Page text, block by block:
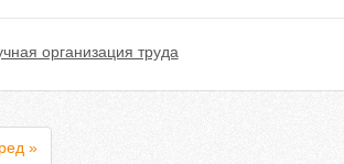
организация труда
»